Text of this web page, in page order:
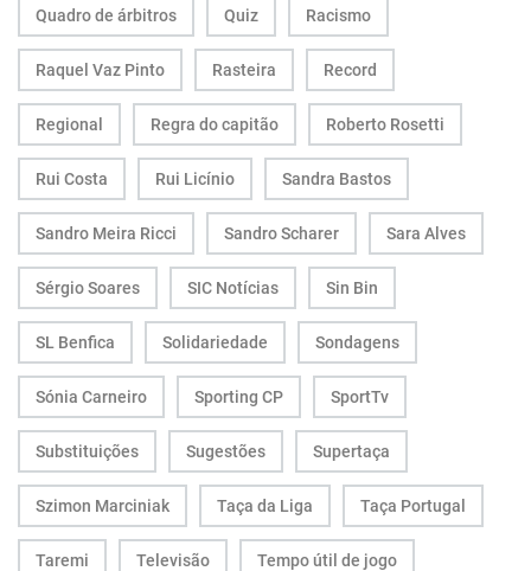
Quadro de árbitros Quiz Racismo
Raquel Vaz Pinto Rasteira Record
Regional Regra do capitão Roberto Rosetti
Rui Costa Rui Licínio Sandra Bastos
Sandro Meira Ricci Sandro Scharer Sara Alves
Sérgio Soares SIC Notícias Sin Bin
SL Benfica Solidariedade Sondagens
Sónia Carneiro Sporting CP SportTv
Substituições Sugestões Supertaça
Szimon Marciniak Taça da Liga Taça Portugal
Taremi Televisão Tempo útil de jogo